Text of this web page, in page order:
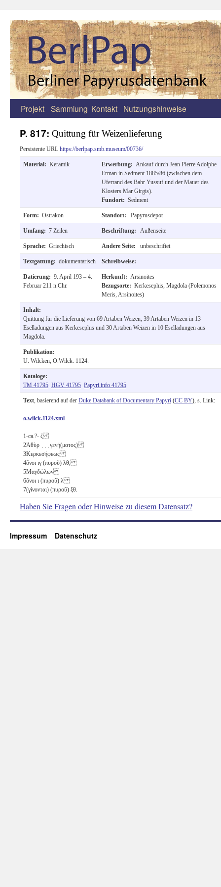
Zum
springen
Projekt Sammlung Kontakt Nutzungshinweise
P. 817: Quittung für Weizenlieferung
Persistente URL https://berlpap.smb.museum/00736/
Material: Keramik Erwerbung: Ankauf durch Jean Pierre Adolphe
Erman in Sedment 1885/86 (zwischen dem
Uferrand des Bahr Yussuf und der Mauer des
Klosters Mar Girgis).
Fundort: Sedment
Form: Ostrakon Standort: Papyrusdepot
Umfang: 7 Zeilen Beschriftung: Außenseite
Sprache: Griechisch Andere Seite: unbeschriftet
Textgattung: dokumentarisch Schreibweise:
Datierung: 9. April 193 – 4.
Februar 211 n.Chr.
Herkunft: Arsinoites
Bezugsorte: Kerkesephis, Magdola (Polemonos
Meris, Arsinoites)
Inhalt:
Quittung für die Lieferung von 69 Artaben Weizen, 39 Artaben Weizen in 13
Eselladungen aus Kerkesephis und 30 Artaben Weizen in 10 Eselladungen aus
Magdola.
Publikation:
U. Wilcken, O.Wilck. 1124.
Kataloge:
TM 41795 HGV 41795 Papyri.info 41795
Text , basierend auf der Duke Databank of Documentary Papyri (CC BY), s. Link:
o.wilck.1124.xml
1-ca.?- ζ
2Ἁθὺρ ̣ ̣ ̣ γενή(ματος)
3Κερκεσήφεως
4ὄνοι ιγ (πυροῦ) λθ ,
5Μαγδώλων
6ὄνοι ι (πυροῦ) λ
7(γίνονται) (πυροῦ) ξθ
Haben Sie Fragen oder Hinweise zu diesem Datensatz?
Impressum Datenschutz